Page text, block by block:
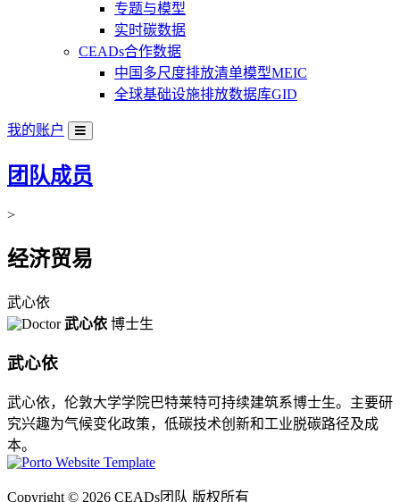
专题与模型
实时碳数据
CEADs合作数据
中国多尺度排放清单模型MEIC
全球基础设施排放数据库GID
我的账户
团队成员
>
经济贸易
武心依
武心依 博士生
武心依
武心依，伦敦大学学院巴特莱特可持续建筑系博士生。主要研
究兴趣为气候变化政策，低碳技术创新和工业脱碳路径及成
本。
Copyright © 2026 CEADs团队 版权所有